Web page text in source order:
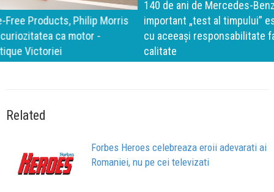
140 de ani de Mercedes-Benz. Ramona Pîrlog: Cel mai
important „test al timpului” este să inovăm constant, dar
cu aceeași responsabilitate față de oameni, siguranță și
calitate
Related
Forbes Heroes celebreaza eroii adevarati ai
Romaniei, nu pe cei televizati